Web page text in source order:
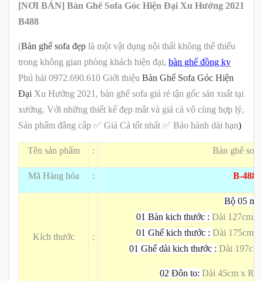
[NƠI BÁN] Bàn Ghế Sofa Góc Hiện Đại Xu Hướng 2021
B488
(Bàn ghế sofa đẹp là một vật dụng nội thất không thể thiếu
trong không gian phòng khách hiện đại, bàn ghế đồng kỵ
Phú hải 0972.690.610 Giới thiệu Bàn Ghế Sofa Góc Hiện
Đại Xu Hướng 2021, bàn ghế sofa giá rẻ tận gốc sản xuất tại
xưởng. Với những thiết kế đẹp mắt và giá cả vô cùng hợp lý,
Sản phẩm đẳng cấp ✅ Giá Cả tốt nhất ✅ Bảo hành dài hạn)
Tên sản phẩm : Bàn ghế
Mã Hàng hóa : B-488
Kích thước :
Bộ 05
01 Bàn kich thước : Dài 127cm x
01 Ghế kich thước : Dài 175cm x
01 Ghế dài kich thước : Dài 197cm
02 Đôn to: Dài 45cm x